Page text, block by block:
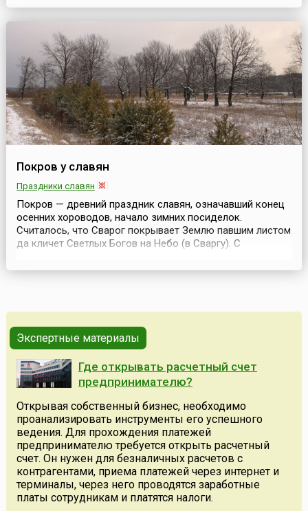
преподавателей и наставников. Дата была выбрана в
связи с годовщиной создания Комиссии национального
образования, которая была учреждена 14 октября 1773
Покров у славян
Праздники славян
Покров — древний праздник славян, означавший конец
осенних хороводов, начало зимних посиделок.
Считалось, что Сварог покрывает Землю павшим листом
да кличет Светлых Богов на Небо (в Сваргу). С
в честь пресвятой Богородицы и ее чудесного плата. В
Экспертные материалы
Где открывать расчетный счет
предпринимателю?
Открывая собственный бизнес, необходимо
проанализировать инструменты его успешного
ведения. Для прохождения платежей
предпринимателю требуется открыть расчетный
счет. Он нужен для безналичных расчетов с
контрагентами, приема платежей через интернет и
терминалы, через него проводятся заработные
платы сотрудникам и платятся налоги.